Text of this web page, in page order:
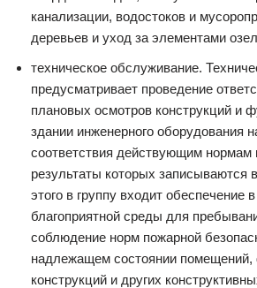
канализации, водостоков и
деревьев и уход за элементами
техническое обслуживание.
предусматривает проведение
плановых осмотров конструкций и
здании инженерного оборудования
соответствия действующим нормам
результаты которых записываются
этого в группу входит обеспечение
благоприятной среды для
соблюдение норм пожарной
надлежащем состоянии
конструкций и других